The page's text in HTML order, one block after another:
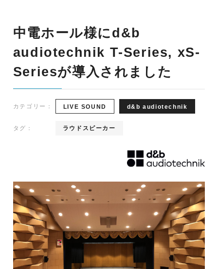
中電ホール様にd&b
audiotechnik T-Series, xS-
Seriesが導入されました
カテゴリー： LIVE SOUND d&b audiotechnik
タグ： ラウドスピーカー